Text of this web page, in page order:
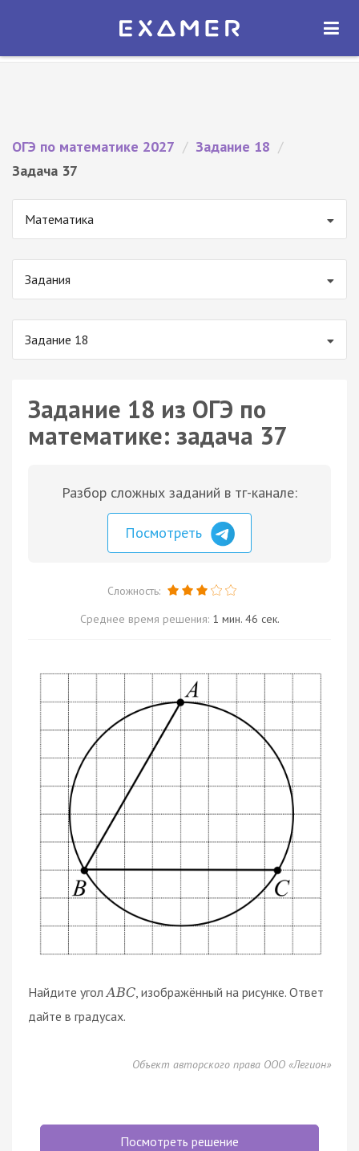
Экзамер — ЕГЭ 2027
ОТКРЫТЬ
ОГЭ по математике 2027 / Задание 18 /
Задача 37
Математика
Задания
Задание 18
Задание 18 из ОГЭ по
математике: задача 37
Разбор сложных заданий в тг-канале:
Посмотреть
Сложность:
Среднее время решения: 1 мин. 46 сек.
Найдите уголABC, изображённый на рисунке. Ответ
дайте в градусах.
Объект авторского права ООО «Легион»
Посмотреть решение